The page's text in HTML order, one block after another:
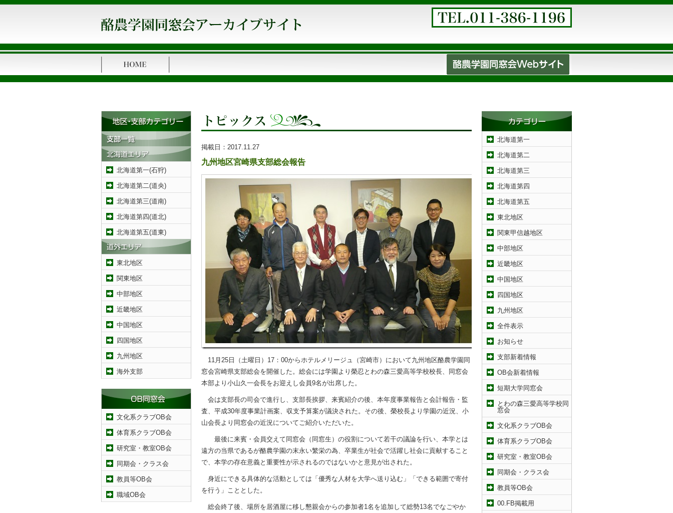
北海道第一(石狩)
北海道第二(道央)
北海道第三(道南)
北海道第四(道北)
北海道第五(道東)
東北地区
関東地区
中部地区
近畿地区
中国地区
四国地区
九州地区
海外支部
文化系クラブOB会
体育系クラブOB会
研究室・教室OB会
同期会・クラス会
教員等OB会
職域OB会
掲載日： 2017.11.27
九州地区宮崎県支部総会報告
11月25日（土曜日）17：00からホテルメリージュ（宮崎市）において九州地区酪農学園同
窓会宮崎県支部総会を開催した。総会には学園より榮忍とわの森三愛高等学校校長、同窓会
本部より小山久一会長をお迎えし会員9名が出席した。
会は支部長の司会で進行し、支部長挨拶、来賓紹介の後、本年度事業報告と会計報告・監
査、平成30年度事業計画案、収支予算案が議決された。その後、榮校長より学園の近況、小
山会長より同窓会の近況についてご紹介いただいた。
最後に来賓・会員交えて同窓会（同窓生）の役割について若干の議論を行い、本学とは
遠方の当県であるが酪農学園の末永い繁栄の為、卒業生が社会で活躍し社会に貢献すること
で、本学の存在意義と重要性が示されるのではないかと意見が出された。
身近にできる具体的な活動としては「優秀な人材を大学へ送り込む」「できる範囲で寄付
を行う」こととした。
総会終了後、場所を居酒屋に移し懇親会からの参加者1名を追加して総勢13名でなごやか
北海道第一
北海道第二
北海道第三
北海道第四
北海道第五
東北地区
関東甲信越地区
中部地区
近畿地区
中国地区
四国地区
九州地区
全件表示
お知らせ
支部新着情報
OB会新着情報
短期大学同窓会
とわの森三愛高等学校同
窓会
文化系クラブOB会
体育系クラブOB会
研究室・教室OB会
同期会・クラス会
教員等OB会
00.FB掲載用